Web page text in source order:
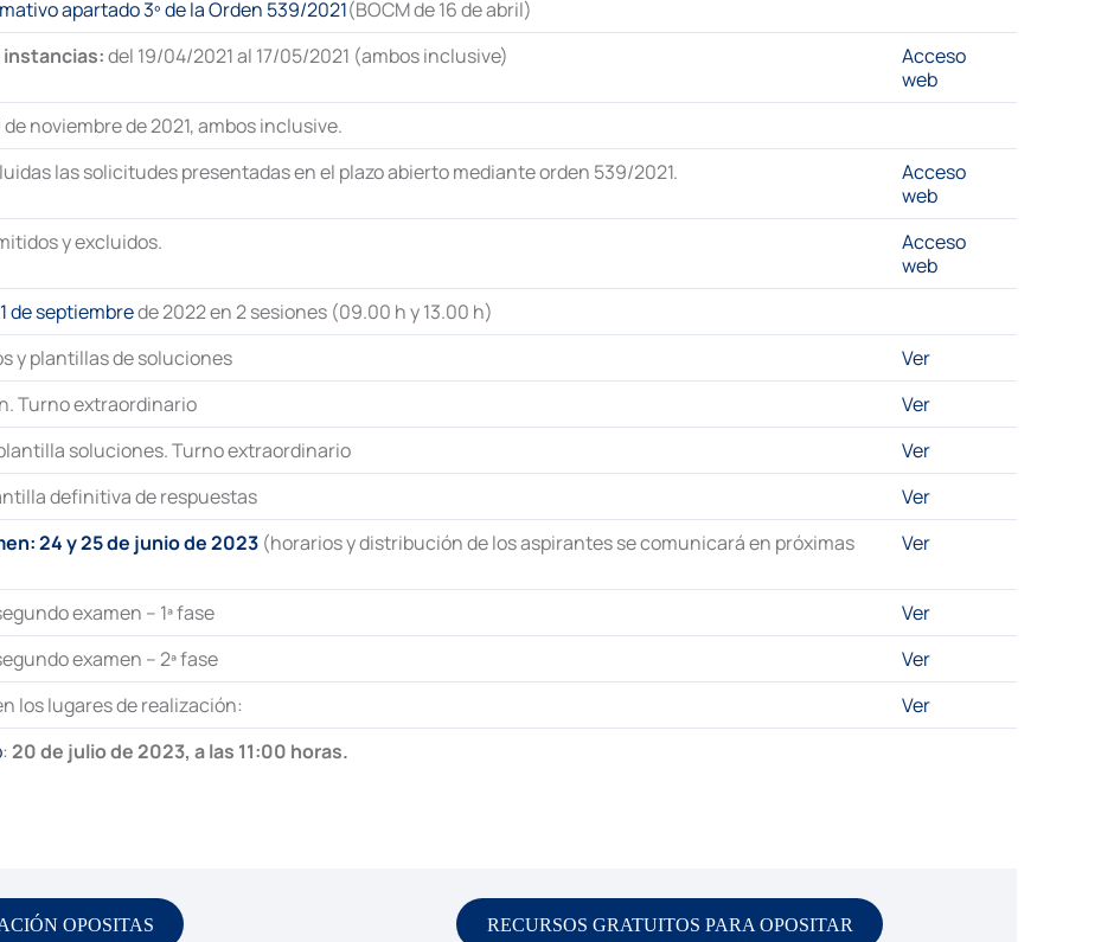
apartado 3º de la Orden 539/2021(BOCM de 16 de abril)
del 19/04/2021 al 17/05/2021 (ambos inclusive)
Acceso
web
de noviembre de 2021, ambos inclusive.
las solicitudes presentadas en el plazo abierto mediante orden 539/2021.
Acceso
web
y excluidos.
Acceso
web
de septiembrede 2022 en 2 sesiones (09.00 h y 13.00 h)
y plantillas de soluciones
Ver
Turno extraordinario
Ver
soluciones. Turno extraordinario
Ver
definitiva de respuestas
Ver
24 y 25 de junio de 2023 (horarios y distribución de los aspirantes se comunicará en próximas
Ver
examen – 1ª fase
Ver
examen – 2ª fase
Ver
los lugares de realización:
Ver
: 20 de julio de 2023, a las 11:00 horas.
OPOSITAS RECURSOS GRATUITOS PARA OPOSITAR